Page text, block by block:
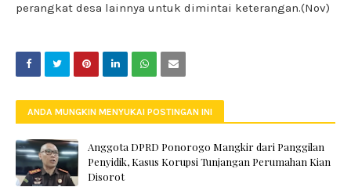
perangkat desa lainnya untuk dimintai keterangan.(Nov)
ANDA MUNGKIN MENYUKAI POSTINGAN INI
Anggota DPRD Ponorogo Mangkir dari Panggilan
Penyidik, Kasus Korupsi Tunjangan Perumahan Kian
Disorot